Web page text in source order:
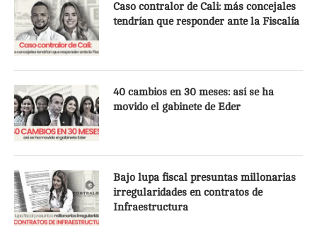
Caso contralor de Cali: más concejales
tendrían que responder ante la Fiscalía
40 cambios en 30 meses: así se ha
movido el gabinete de Eder
Bajo lupa fiscal presuntas millonarias
irregularidades en contratos de
Infraestructura